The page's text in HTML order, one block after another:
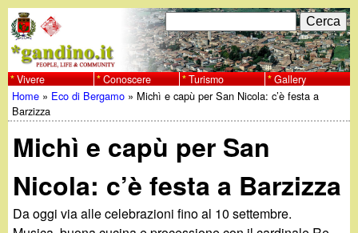
al
contenuto
principale
w
w
w
.
F
o
r
d
i
r
C
e
r
c
a
Vivere Conoscere Turismo Gallery
Tu
sei
qui
Home » Eco di Bergamo » Michì e capù per San Nicola: c’è festa a
Barzizza
Michì e capù per San
Nicola: c’è festa a Barzizza
Da oggi via alle celebrazioni fino al 10 settembre.